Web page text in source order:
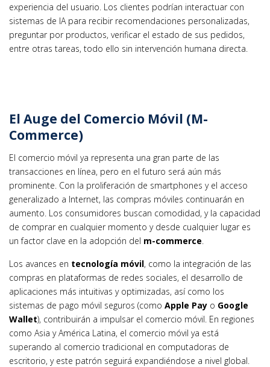
experiencia del usuario. Los clientes podrían interactuar con
sistemas de IA para recibir recomendaciones personalizadas,
preguntar por productos, verificar el estado de sus pedidos,
entre otras tareas, todo ello sin intervención humana directa.
El Auge del Comercio Móvil (M-
Commerce)
El comercio móvil ya representa una gran parte de las
transacciones en línea, pero en el futuro será aún más
prominente. Con la proliferación de smartphones y el acceso
generalizado a Internet, las compras móviles continuarán en
aumento. Los consumidores buscan comodidad, y la capacidad
de comprar en cualquier momento y desde cualquier lugar es
un factor clave en la adopción del m-commerce.
Los avances en tecnología móvil, como la integración de las
compras en plataformas de redes sociales, el desarrollo de
aplicaciones más intuitivas y optimizadas, así como los
sistemas de pago móvil seguros (como Apple Pay o Google
Wallet), contribuirán a impulsar el comercio móvil. En regiones
como Asia y América Latina, el comercio móvil ya está
superando al comercio tradicional en computadoras de
escritorio, y este patrón seguirá expandiéndose a nivel global.